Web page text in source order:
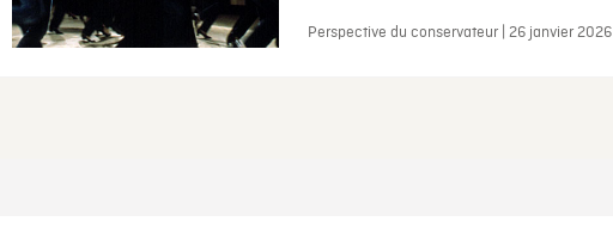
Perspective du conservateur | 26 janvier 2026